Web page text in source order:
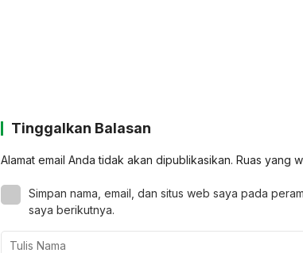
Tinggalkan Balasan
Alamat email Anda tidak akan dipublikasikan. Ruas yang
Simpan nama, email, dan situs web saya pada
saya berikutnya.